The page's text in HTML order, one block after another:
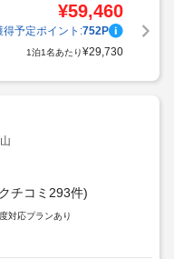
¥59,460
得予定ポイント:752P
1泊1名あたり¥29,730
チコミ293件)
対応プランあり